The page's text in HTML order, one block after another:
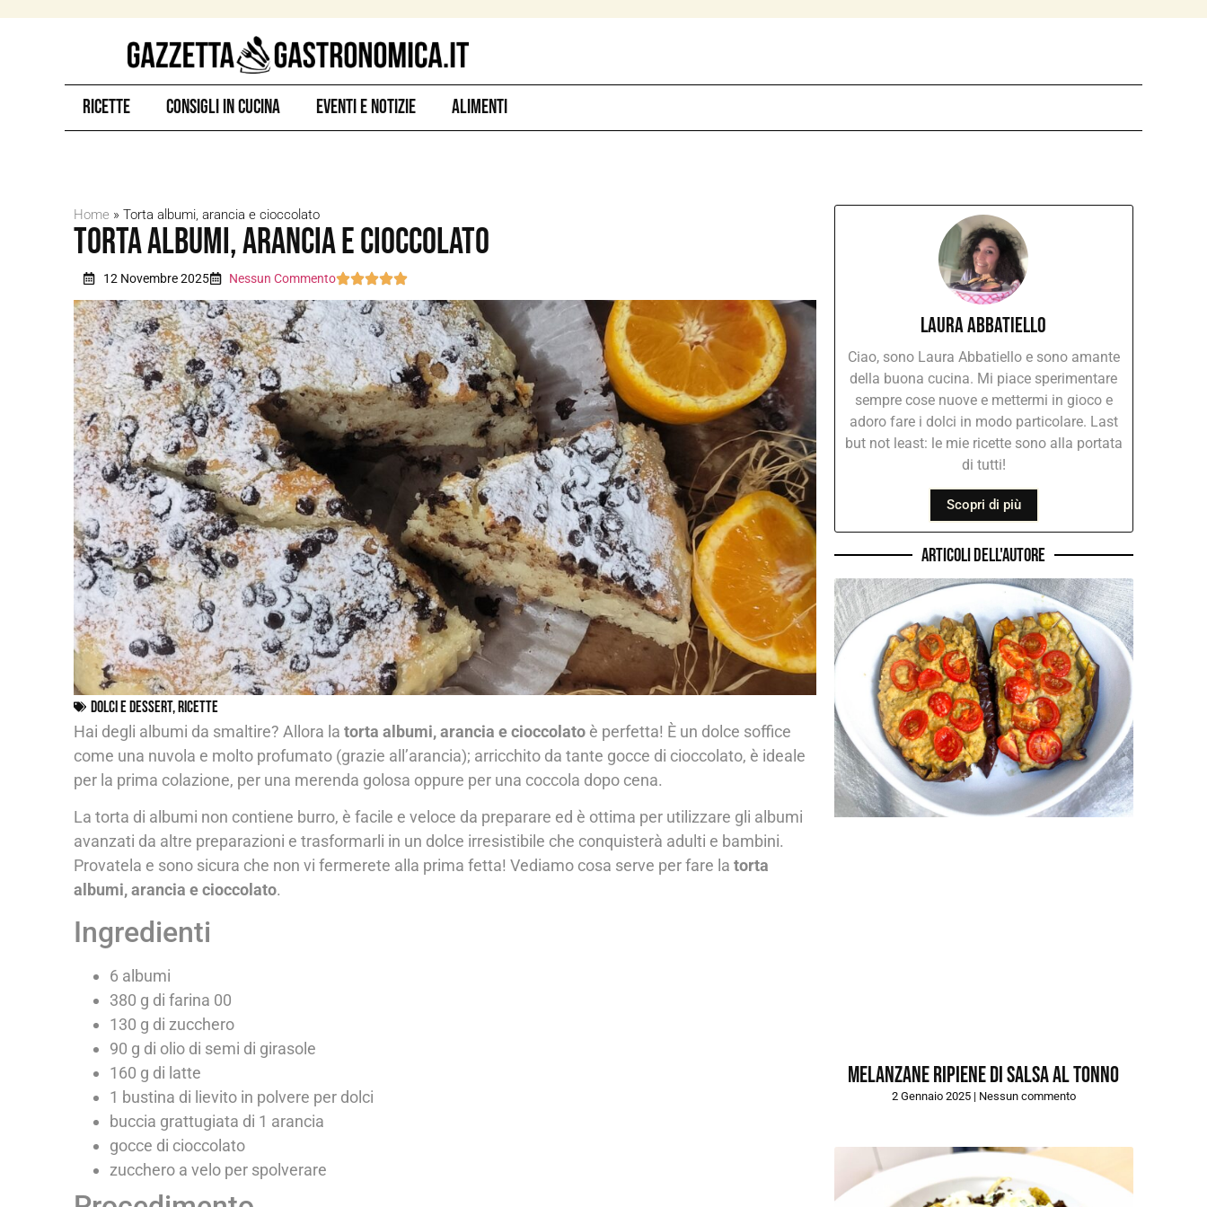
Ricette Consigli in Cucina Eventi e Notizie Alimenti
Home » Torta albumi, arancia e cioccolato
Torta albumi, arancia e cioccolato
12 Novembre 2025 Nessun Commento
Dolci e dessert,Ricette
Hai degli albumi da smaltire? Allora la torta albumi, arancia e cioccolato è perfetta! È un dolce soffice
come una nuvola e molto profumato (grazie all’arancia); arricchito da tante gocce di cioccolato, è ideale
per la prima colazione, per una merenda golosa oppure per una coccola dopo cena.
La torta di albumi non contiene burro, è facile e veloce da preparare ed è ottima per utilizzare gli albumi
avanzati da altre preparazioni e trasformarli in un dolce irresistibile che conquisterà adulti e bambini.
Provatela e sono sicura che non vi fermerete alla prima fetta! Vediamo cosa serve per fare la torta
albumi, arancia e cioccolato.
Ingredienti
6 albumi
380 g di farina 00
130 g di zucchero
90 g di olio di semi di girasole
160 g di latte
1 bustina di lievito in polvere per dolci
buccia grattugiata di 1 arancia
gocce di cioccolato
zucchero a velo per spolverare
Laura Abbatiello
Ciao, sono Laura Abbatiello e sono amante
della buona cucina. Mi piace sperimentare
sempre cose nuove e mettermi in gioco e
adoro fare i dolci in modo particolare. Last
but not least: le mie ricette sono alla portata
di tutti!
Scopri di più
Articoli dell'autore
Melanzane ripiene di salsa al tonno
2 Gennaio 2025 Nessun commento